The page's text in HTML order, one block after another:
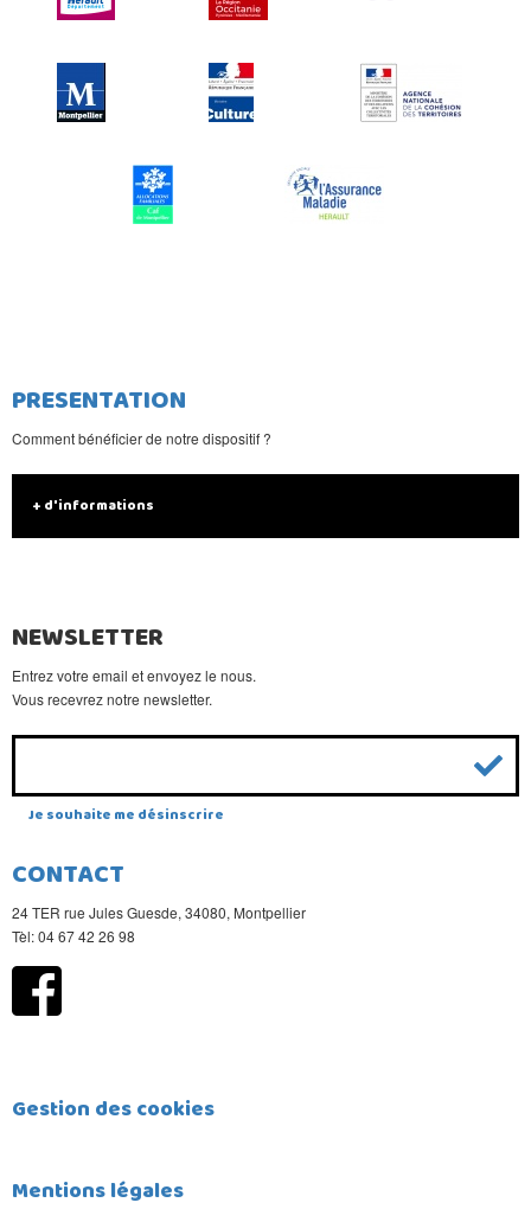
PRESENTATION
Comment bénéficier de notre dispositif ?
+ d'informations
NEWSLETTER
Entrez votre email et envoyez le nous.
Vous recevrez notre newsletter.
Je souhaite me désinscrire
CONTACT
24 TER rue Jules Guesde, 34080, Montpellier
Tèl: 04 67 42 26 98
Gestion des cookies
Mentions légales